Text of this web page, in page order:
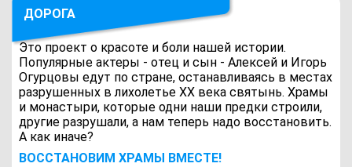
ДОРОГА
Это проект о красоте и боли нашей истории.
Популярные актеры - отец и сын - Алексей и Игорь
Огурцовы едут по стране, останавливаясь в местах
разрушенных в лихолетье ХХ века святынь. Храмы
и монастыри, которые одни наши предки строили,
другие разрушали, а нам теперь надо восстановить.
А как иначе?
ВОCСТАНОВИМ ХРАМЫ ВМЕСТЕ!